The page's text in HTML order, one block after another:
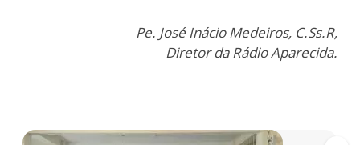
Pe. José Inácio Medeiros, C.Ss.R,
Diretor da Rádio Aparecida.